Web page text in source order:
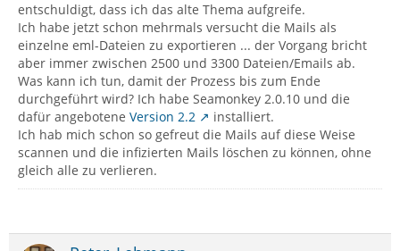
entschuldigt, dass ich das alte Thema aufgreife.
Ich habe jetzt schon mehrmals versucht die Mails als
einzelne eml-Dateien zu exportieren ... der Vorgang bricht
aber immer zwischen 2500 und 3300 Dateien/Emails ab.
Was kann ich tun, damit der Prozess bis zum Ende
durchgeführt wird? Ich habe Seamonkey 2.0.10 und die
dafür angebotene Version 2.2
installiert.
Ich hab mich schon so gefreut die Mails auf diese Weise
scannen und die infizierten Mails löschen zu können, ohne
gleich alle zu verlieren.